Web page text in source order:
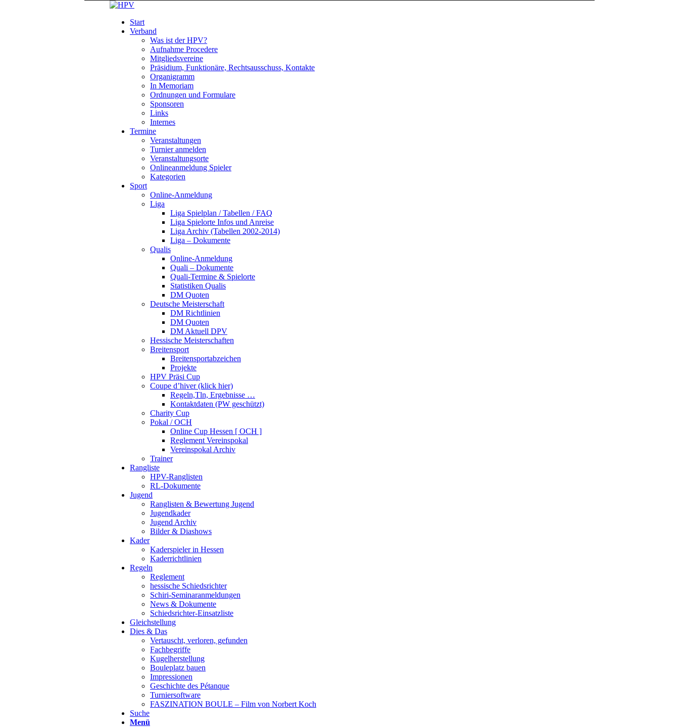
Start
Verband
Was ist der HPV?
Aufnahme Procedere
Mitgliedsvereine
Präsidium, Funktionäre, Rechtsausschuss, Kontakte
Organigramm
In Memoriam
Ordnungen und Formulare
Sponsoren
Links
Internes
Termine
Veranstaltungen
Turnier anmelden
Veranstaltungsorte
Onlineanmeldung Spieler
Kategorien
Sport
Online-Anmeldung
Liga
Liga Spielplan / Tabellen / FAQ
Liga Spielorte Infos und Anreise
Liga Archiv (Tabellen 2002-2014)
Liga – Dokumente
Qualis
Online-Anmeldung
Quali – Dokumente
Quali-Termine & Spielorte
Statistiken Qualis
DM Quoten
Deutsche Meisterschaft
DM Richtlinien
DM Quoten
DM Aktuell DPV
Hessische Meisterschaften
Breitensport
Breitensportabzeichen
Projekte
HPV Präsi Cup
Coupe d’hiver (klick hier)
Regeln,Tln, Ergebnisse …
Kontaktdaten (PW geschützt)
Charity Cup
Pokal / OCH
Online Cup Hessen [ OCH ]
Reglement Vereinspokal
Vereinspokal Archiv
Trainer
Rangliste
HPV-Ranglisten
RL-Dokumente
Jugend
Ranglisten & Bewertung Jugend
Jugendkader
Jugend Archiv
Bilder & Diashows
Kader
Kaderspieler in Hessen
Kaderrichtlinien
Regeln
Reglement
hessische Schiedsrichter
Schiri-Seminaranmeldungen
News & Dokumente
Schiedsrichter-Einsatzliste
Gleichstellung
Dies & Das
Vertauscht, verloren, gefunden
Fachbegriffe
Kugelherstellung
Bouleplatz bauen
Impressionen
Geschichte des Pétanque
Turniersoftware
FASZINATION BOULE – Film von Norbert Koch
Suche
Menü